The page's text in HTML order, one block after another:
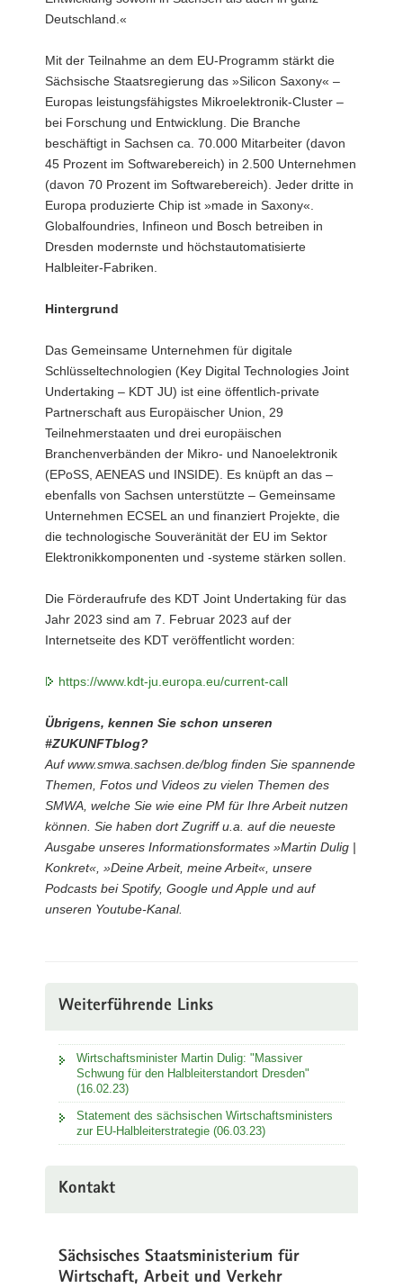
Deutschland.«
Mit der Teilnahme an dem EU-Programm stärkt die
Sächsische Staatsregierung das »Silicon Saxony« –
Europas leistungsfähigstes Mikroelektronik-Cluster –
bei Forschung und Entwicklung. Die Branche
beschäftigt in Sachsen ca. 70.000 Mitarbeiter (davon
45 Prozent im Softwarebereich) in 2.500 Unternehmen
(davon 70 Prozent im Softwarebereich). Jeder dritte in
Europa produzierte Chip ist »made in Saxony«.
Globalfoundries, Infineon und Bosch betreiben in
Dresden modernste und höchstautomatisierte
Halbleiter-Fabriken.
Hintergrund
Das Gemeinsame Unternehmen für digitale
Schlüsseltechnologien (Key Digital Technologies Joint
Undertaking – KDT JU) ist eine öffentlich-private
Partnerschaft aus Europäischer Union, 29
Teilnehmerstaaten und drei europäischen
Branchenverbänden der Mikro- und Nanoelektronik
(EPoSS, AENEAS und INSIDE). Es knüpft an das –
ebenfalls von Sachsen unterstützte – Gemeinsame
Unternehmen ECSEL an und finanziert Projekte, die
die technologische Souveränität der EU im Sektor
Elektronikkomponenten und -systeme stärken sollen.
Die Förderaufrufe des KDT Joint Undertaking für das
Jahr 2023 sind am 7. Februar 2023 auf der
Internetseite des KDT veröffentlicht worden:
https://www.kdt-ju.europa.eu/current-call
Übrigens, kennen Sie schon unseren
#ZUKUNFTblog?
Auf www.smwa.sachsen.de/blog finden Sie spannende
Themen, Fotos und Videos zu vielen Themen des
SMWA, welche Sie wie eine PM für Ihre Arbeit nutzen
können. Sie haben dort Zugriff u.a. auf die neueste
Ausgabe unseres Informationsformates »Martin Dulig |
Konkret«, »Deine Arbeit, meine Arbeit«, unsere
Podcasts bei Spotify, Google und Apple und auf
unseren Youtube-Kanal.
Weiterführende Links
Wirtschaftsminister Martin Dulig: "Massiver
Schwung für den Halbleiterstandort Dresden"
(16.02.23)
Statement des sächsischen Wirtschaftsministers
zur EU-Halbleiterstrategie (06.03.23)
Kontakt
Sächsisches Staatsministerium für
Wirtschaft, Arbeit und Verkehr